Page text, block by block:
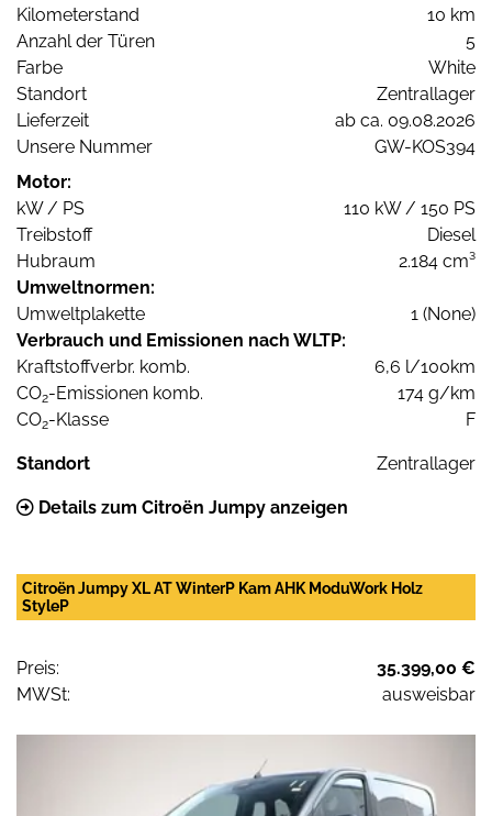
Kilometerstand
10 km
Anzahl der Türen
5
Farbe
White
Standort
Zentrallager
Lieferzeit
ab ca. 09.08.2026
Unsere Nummer
GW-KOS394
Motor:
kW / PS
110 kW / 150 PS
Treibstoff
Diesel
Hubraum
2.184 cm³
Umweltnormen:
Umweltplakette
1 (None)
Verbrauch und Emissionen nach WLTP:
Kraftstoffverbr. komb.
6,6 l/100km
CO2-Emissionen komb.
174 g/km
CO2-Klasse F
Standort Zentrallager
Details zum Citroën Jumpy anzeigen
Citroën Jumpy XL AT WinterP Kam AHK ModuWork Holz
StyleP
Preis:
35.399,00 €
MWSt:
ausweisbar